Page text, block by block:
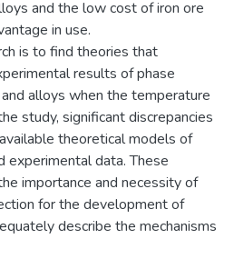
and the low cost of iron ore
in use.
is to find theories that
results of phase
alloys when the temperature
study, significant discrepancies
theoretical models of
experimental data. These
importance and necessity of
for the development of
describe the mechanisms